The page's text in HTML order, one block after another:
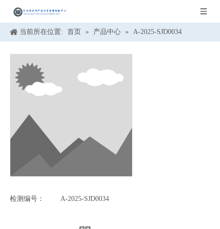
当前所在位置: 首页 » 产品中心 » A-2025-SJD0034
检测编号： A-2025-SJD0034